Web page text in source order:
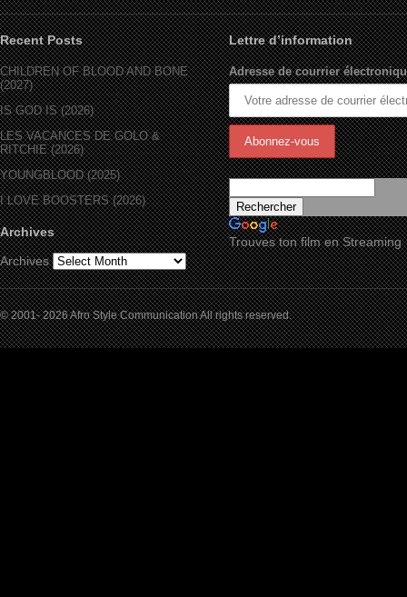
Recent Posts
CHILDREN OF BLOOD AND BONE
(2027)
IS GOD IS (2026)
LES VACANCES DE GOLO &
RITCHIE (2026)
YOUNGBLOOD (2025)
I LOVE BOOSTERS (2026)
Archives
Archives
Lettre d’information
Adresse de courrier
Trouves ton film en Streaming
© 2001- 2026 Afro Style Communication All rights reserved.